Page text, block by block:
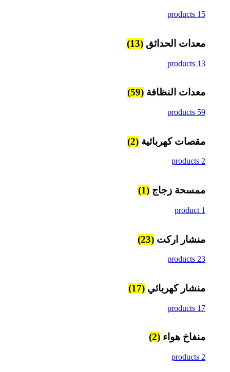
15 products
معدات الحدائق (13)
13 products
معدات النظافة (59)
59 products
مقصات كهربائية (2)
2 products
ممسحة زجاج (1)
1 product
منشار اركت (23)
23 products
منشار كهربائي (17)
17 products
منفاخ هواء (2)
2 products